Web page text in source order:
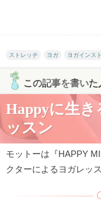
ストレッチ ヨガ ヨガインス
この記事を書いた
Happyに生き
ッスン
モットーは『HAPPY
クターによるヨガレッ